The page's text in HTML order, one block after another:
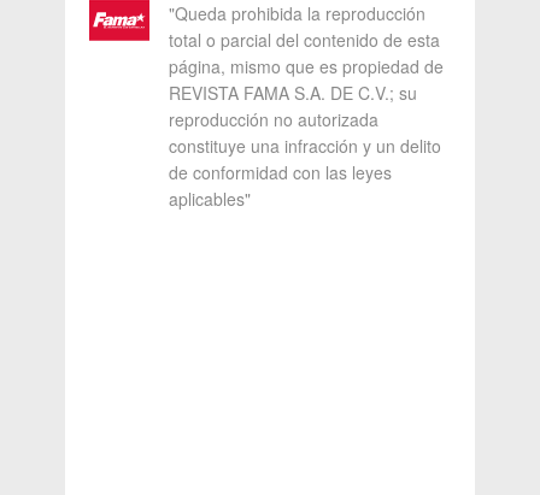
"Queda prohibida la reproducción
total o parcial del contenido de esta
página, mismo que es propiedad de
REVISTA FAMA S.A. DE C.V.; su
reproducción no autorizada
constituye una infracción y un delito
de conformidad con las leyes
aplicables"